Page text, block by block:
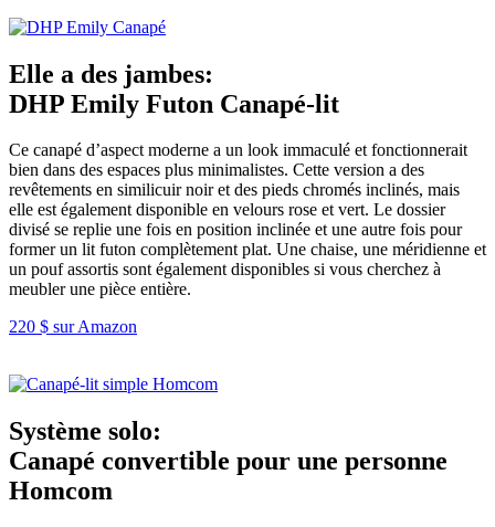
Elle a des jambes:
DHP Emily Futon Canapé-lit
Ce canapé d’aspect moderne a un look immaculé et fonctionnerait
bien dans des espaces plus minimalistes. Cette version a des
revêtements en similicuir noir et des pieds chromés inclinés, mais
elle est également disponible en velours rose et vert. Le dossier
divisé se replie une fois en position inclinée et une autre fois pour
former un lit futon complètement plat. Une chaise, une méridienne et
un pouf assortis sont également disponibles si vous cherchez à
meubler une pièce entière.
220 $ sur Amazon
Système solo:
Canapé convertible pour une personne
Homcom